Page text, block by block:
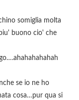
somiglia molta
buono cio' che
se io ne ho
cosa…pur qua si